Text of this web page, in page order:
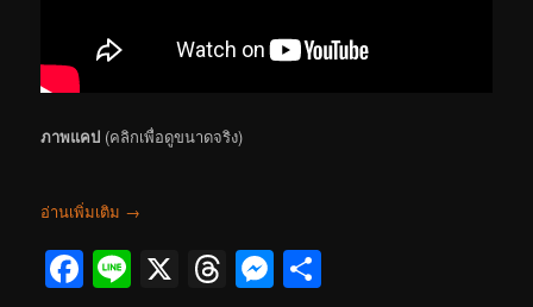
ภาพแคป (คลิกเพื่อดูขนาดจริง)
อ่านเพิ่มเติม →
Facebook
Line
X Threads
Messenger